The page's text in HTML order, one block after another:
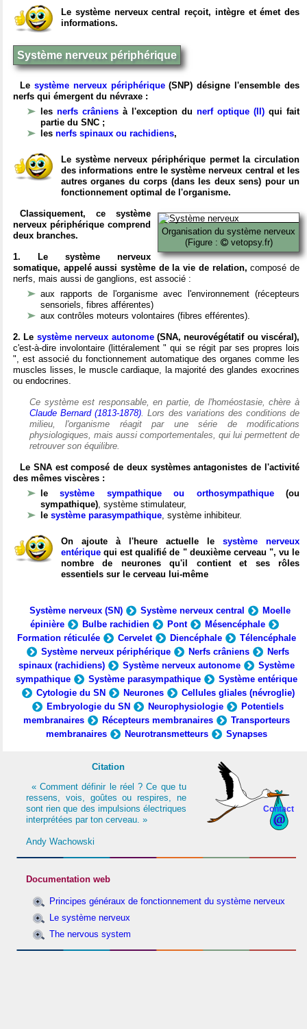
Le système nerveux central reçoit, intègre et émet des
informations.
Système nerveux périphérique
Le système nerveux périphérique(SNP) désigne l'ensemble des
nerfs qui émergent du névraxe :
les nerfs crâniens à l'exception du nerf optique (II) qui fait
partie du SNC ;
les nerfs spinaux ou rachidiens,
Le système nerveux périphérique permet la circulation
des informations entre le système nerveux central et les
autres organes du corps (dans les deux sens) pour un
fonctionnement optimal de l'organisme.
Organisation du système nerveux
(Figure :
vetopsy.fr)
Classiquement, ce système
nerveux périphérique comprend
deux branches.
1. Le système nerveux
somatique, appelé aussi système de la vie de relation, composé de
nerfs, mais aussi de ganglions, est associé :
aux rapports de l'organisme avec l'environnement (récepteurs
sensoriels, fibres afférentes)
aux contrôles moteurs volontaires (fibres efférentes).
2. Le système nerveux autonome(SNA, neurovégétatif ou viscéral),
c'est-à-dire involontaire (littéralement " qui se régit par ses propres lois
", est associé du fonctionnement automatique des organes comme les
muscles lisses, le muscle cardiaque, la majorité des glandes exocrines
ou endocrines.
Ce système est responsable, en partie, de l'homéostasie, chère à
Claude Bernard (1813-1878). Lors des variations des conditions de
milieu, l'organisme réagit par une série de modifications
physiologiques, mais aussi comportementales, qui lui permettent de
retrouver son équilibre.
Le SNA est composé de deux systèmes antagonistes de l'activité
des mêmes viscères :
lesystème sympathique ou orthosympathique(ou
sympathique), système stimulateur,
le système parasympathique, système inhibiteur.
On ajoute à l'heure actuelle le système nerveux
entérique qui est qualifié de " deuxième cerveau ", vu le
nombre de neurones qu'il contient et ses rôles
essentiels sur le cerveau lui-même
Système nerveux (SN) Système nerveux central
Moelle
épinière
Bulbe rachidien Pont
Mésencéphale
Formation réticulée
Cervelet Diencéphale
Télencéphale
Système nerveux périphérique
Nerfs crâniens
Nerfs
spinaux (rachidiens)
Système nerveux autonome
Système
sympathique
Système parasympathique
Système entérique
Cytologie du SN
Neurones
Cellules gliales (névroglie)
Embryologie du SN
Neurophysiologie
Potentiels
membranaires
Récepteurs membranaires
Transporteurs
membranaires
Neurotransmetteurs Synapses
Contact
Citation
« Comment définir le réel ? Ce que tu
ressens, vois, goûtes ou respires, ne
sont rien que des impulsions électriques
interprétées par ton cerveau. »
Andy Wachowski
Documentation web
Principes généraux de fonctionnement du système nerveux
Le système nerveux
The nervous system